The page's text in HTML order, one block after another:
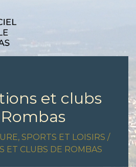
et clubs
SPORTS ET LOISIRS /
ET CLUBS DE ROMBAS